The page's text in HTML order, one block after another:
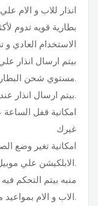
انذار للاب و الام
الاستخدام العادي
مستوي شحن البطارية للتنبيه.
* بيتم ارسال انذار عند خلع الساعه من يد الطفل.
غيرك
الابلكيشن علي موبيل الاب و الام.
الاب و الام بمواعيد مختلفة لتنبيه الطفل.